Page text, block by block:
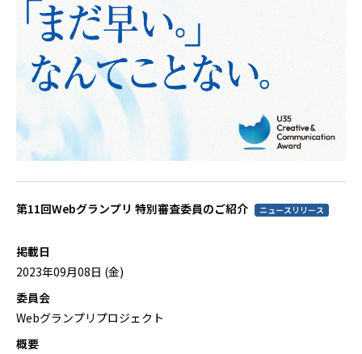
第11回Webグランプリ 特別審査委員のご紹介 ニュースリリース
掲載日
2023年09月08日 (金)
委員会
Webグランプリプロジェクト
概要